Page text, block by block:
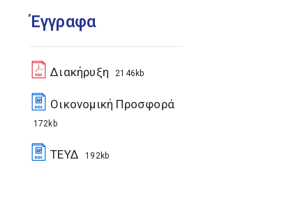
Έγγραφα
Διακήρυξη 2146kb
Οικονομική Προσφορά
172kb
ΤΕΥΔ 192kb